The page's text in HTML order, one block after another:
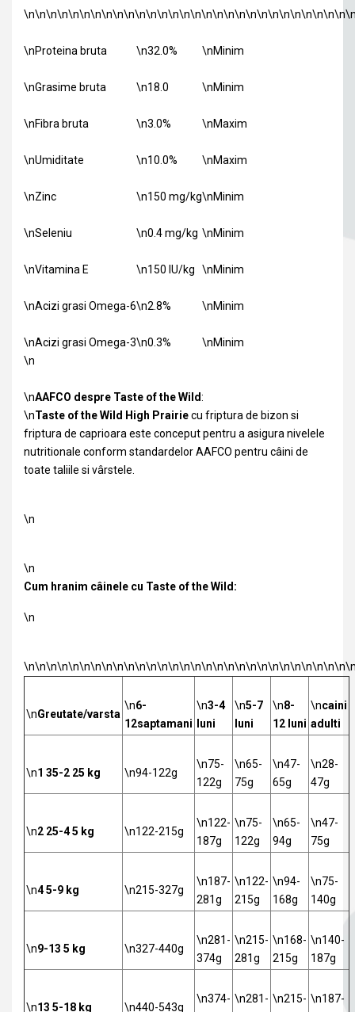
\nProteina bruta \n32.0% \nMinim
\nGrasime bruta \n18.0 \nMinim
\nFibra bruta \n3.0% \nMaxim
\nUmiditate \n10.0% \nMaxim
\nZinc \n150 mg/kg\nMinim
\nSeleniu \n0.4 mg/kg \nMinim
\nVitamina E \n150 IU/kg \nMinim
\nAcizi grasi Omega-6\n2.8% \nMinim
\nAcizi grasi Omega-3\n0.3%
\nMinim
\n
\nAAFCO despre Taste of the Wild:
\nTaste of the Wild High Prairiecu friptura de bizon si
friptura de caprioara este conceput pentru a asigura nivelele
nutritionale conform standardelor AAFCO pentru câini de
toate taliile si vârstele.
\n
\n
Cum hranim câinele cu Taste of the Wild:
\n
\nGreutate/varsta
\n6-
12saptamani
\n3-4
luni
\n5-7
luni
\n8-
12 luni
\ncaini
adulti
\n1 35-2 25 kg \n94-122g
\n75-
122g
\n65-
75g
\n47-
65g
\n28-
47g
\n2 25-4 5 kg \n122-215g
\n122-
187g
\n75-
122g
\n65-
94g
\n47-
75g
\n4 5-9 kg \n215-327g
\n187-
281g
\n122-
215g
\n94-
168g
\n75-
140g
\n9-13 5 kg \n327-440g
\n281-
374g
\n215-
281g
\n168-
215g
\n140-
187g
\n13 5-18 kg \n440-543g
\n374- \n281- \n215- \n187-